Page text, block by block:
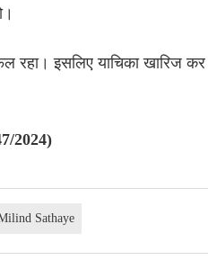
रहा। इसलिए याचिका खारिज कर
2024)
Sathaye